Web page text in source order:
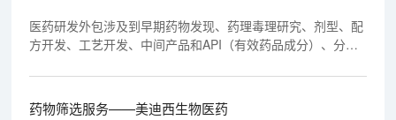
医药研发外包涉及到早期药物发现、药理毒理研究、剂型、配
方开发、工艺开发、中间产品和API（有效药品成分）、分析
公司)，可提供结整套临床前批件申请同时符合中国GLP和美
国GLP标准。
药物筛选服务——美迪西生物医药